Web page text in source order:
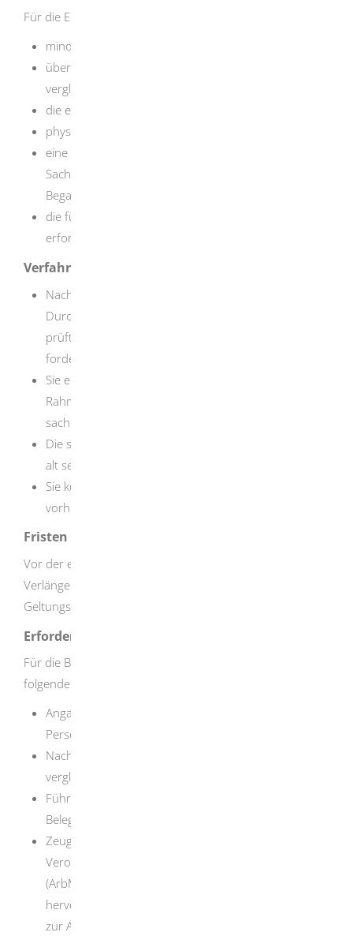
Für die Erteilung eines Befähigungsscheines müssen sie:
mindestens 18 Jahre alt sein
über eine geeignete Berufsausbildung oder
vergleichbare berufliche Qualifikation verfügen
die erforderliche Zuverlässigkeit besitzen
physisch und psychisch geeignet sein
eine mit der Tätigkeit verbundene spezifische
Sachkunde und ausreichende Erfahrung für
Begasungen nachweisen
die für die sichere Ausübung der Tätigkeit
erforderlichen Sprachkenntnisse besitzen
Verfahrensablauf
Nachdem Sie den Befähigungsschein für die
Durchführung von Begasungen beantragt haben,
prüft die zuständige Behörde Ihren Antrag und
fordert gegebenenfalls Unterlagen nach.
Sie erhalten einen Anerkennungsbescheid.
Rahmen des Antrags wird das Geburtsdatum der
sachkundigen Person abgefragt.
Die sachkundige Person muss mindestens 18 Jahre
alt sein.
Sie können den Antrag frühestens einen Monat
vorher einreichen.
Fristen
Vor der erstmaligen Durchführung von Begasungen. Eine
Verlängerung ist rechtzeitig vor dem Ablauf der
Geltungsdauer zu beantragen.
Erforderliche Unterlagen
Für die Beantragung des Befähigungsscheins werden die
folgenden Unterlagen benötigt:
Angaben zur antragstellenden und sachkundigen
Person (falls abweichend),
Nachweis über eine geeignete Berufsausbildung oder
vergleichbare berufliche Qualifikation,
Führungszeugnis zur Vorlage bei einer Behörde nach
Belegart OB
Zeugnis eines Arztes nach § 7 Absatz 1 der
Verordnung zur arbeitsmedizinischen Vorsorge
(ArbMedVV) (nicht älter als ein Jahr) aus dem
hervorgeht, dass keine gesundheitlichen Bedenken
zur Ausübung der entsprechenden